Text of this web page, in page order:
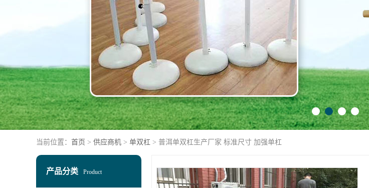
当前位置： 首页 > 供应商机 > 单双杠 > 普洱单双杠生产厂家 标准尺寸 加强单杠
产品分类 Product